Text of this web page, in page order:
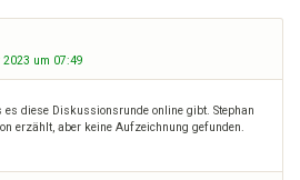
2023 um 07:49
es diese Diskussionsrunde online gibt. Stephan
erzählt, aber keine Aufzeichnung gefunden.